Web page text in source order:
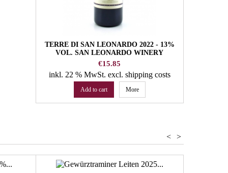
TERRE DI SAN LEONARDO 2022 - 13%
VOL. SAN LEONARDO WINERY
Price
€15.85
inkl. 22 % MwSt. excl. shipping costs
Add to cart More
>
<